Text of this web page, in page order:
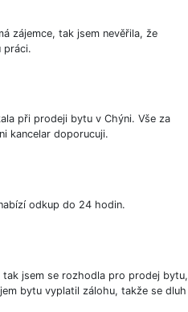
zájemce, tak jsem nevěřila, že
práci.
při prodeji bytu v Chýni. Vše za
kancelar doporucuji.
odkup do 24 hodin.
tak jsem se rozhodla pro prodej bytu,
bytu vyplatil zálohu, takže se dluh